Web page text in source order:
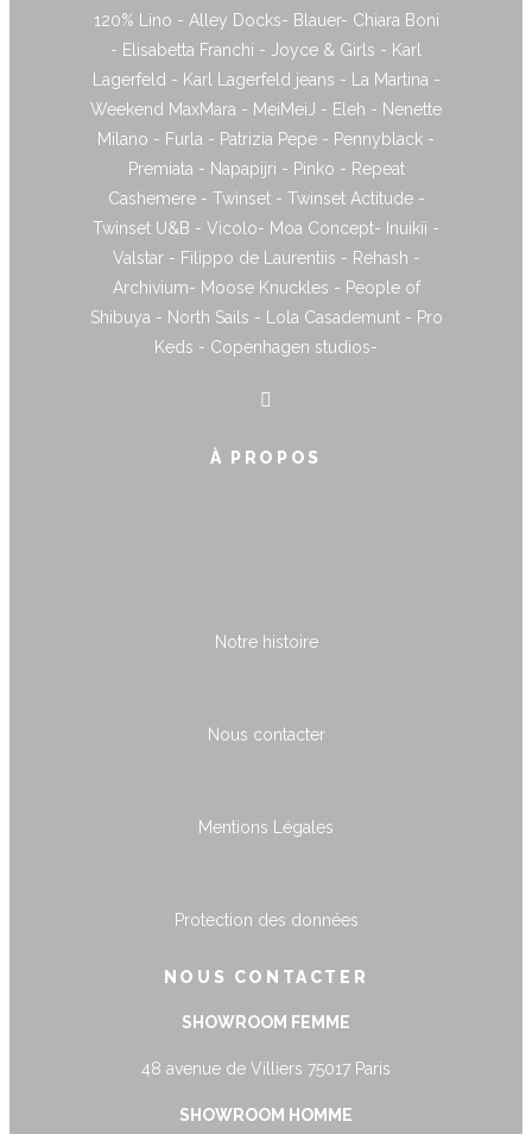
120% Lino - Alley Docks- Blauer- Chiara Boni
- Elisabetta Franchi - Joyce & Girls - Karl
Lagerfeld - Karl Lagerfeld jeans - La Martina -
Weekend MaxMara - MeiMeiJ - Eleh - Nenette
Milano - Furla - Patrizia Pepe - Pennyblack -
Premiata - Napapijri - Pinko - Repeat
Cashemere - Twinset - Twinset Actitude -
Twinset U&B - Vicolo- Moa Concept- Inuikii -
Valstar - Filippo de Laurentiis - Rehash -
Archivium- Moose Knuckles - People of
Shibuya - North Sails - Lola Casademunt - Pro
Keds - Copenhagen studios-
À PROPOS
Notre histoire
Nous contacter
Mentions Légales
Protection des données
NOUS CONTACTER
SHOWROOM FEMME
48 avenue de Villiers 75017 Paris
SHOWROOM HOMME